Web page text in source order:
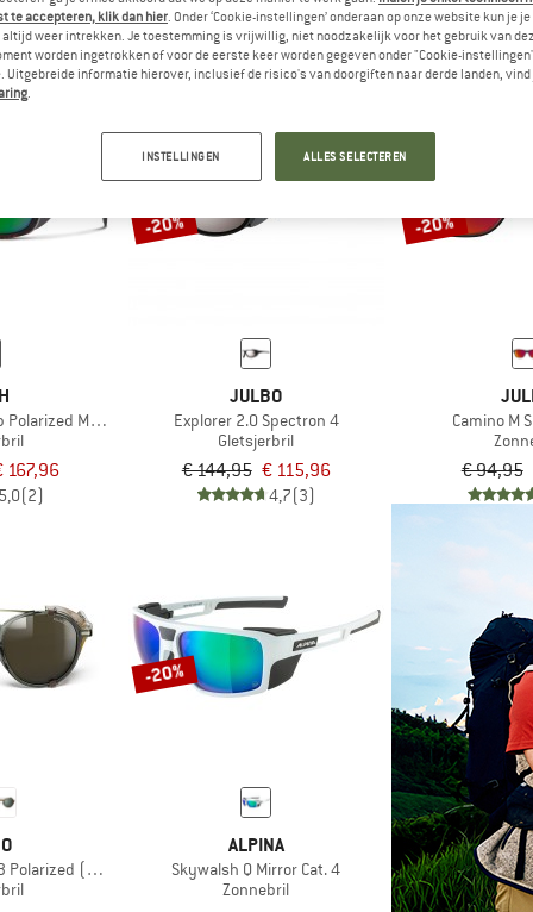
Mirror Cat. 3 VLT 15%
167,96
5,0(2)
-20%
JULBO
Explorer 2.0 Spectron 4
Gletsjerbril
€ 144,95 € 115,96
4,7(3)
-20%
Camino M
€ 94,95
(VLT 11%)
-20%
ALPINA
Skywalsh Q Mirror Cat. 4
Zonnebril
te accepteren, klik dan hier. Onder ‘Cookie-instellingen’ onderaan op onze website kun je
altijd weer intrekken. Je toestemming is vrijwillig, niet noodzakelijk voor het gebruik van
worden ingetrokken of voor de eerste keer worden gegeven onder "Cookie-
Uitgebreide informatie hierover, inclusief de risico's van doorgiften naar derde landen, vind
.
INSTELLINGEN ALLES SELECTEREN